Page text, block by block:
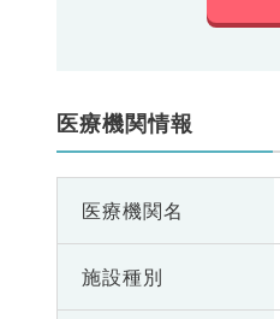
医療機関情報
医療機関名
施設種別